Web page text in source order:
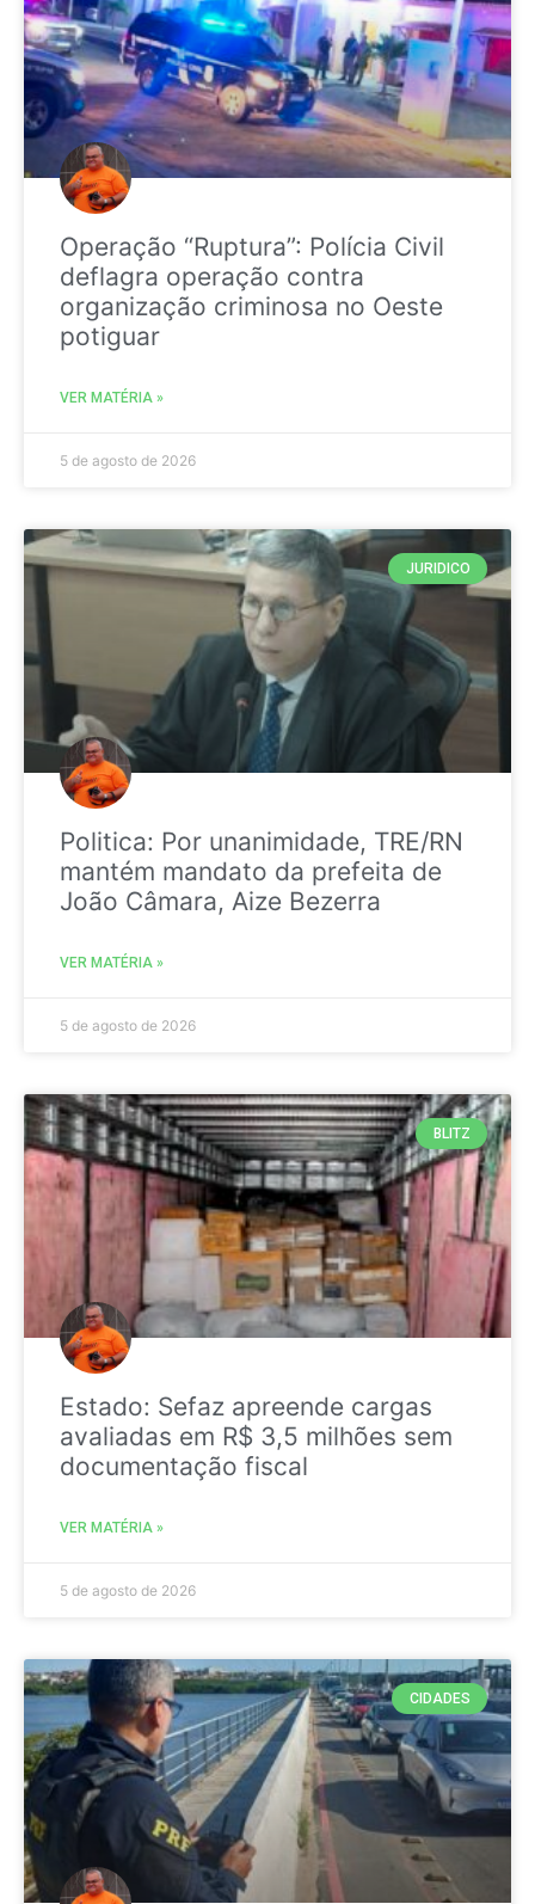
Operação “Ruptura”: Polícia Civil
deflagra operação contra
organização criminosa no Oeste
potiguar
VER MATÉRIA »
5 de agosto de 2026
JURIDICO
Politica: Por unanimidade, TRE/RN
mantém mandato da prefeita de
João Câmara, Aize Bezerra
VER MATÉRIA »
5 de agosto de 2026
BLITZ
Estado: Sefaz apreende cargas
avaliadas em R$ 3,5 milhões sem
documentação fiscal
VER MATÉRIA »
5 de agosto de 2026
CIDADES